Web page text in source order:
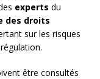
experts du
des droits
sur les risques
être consultés